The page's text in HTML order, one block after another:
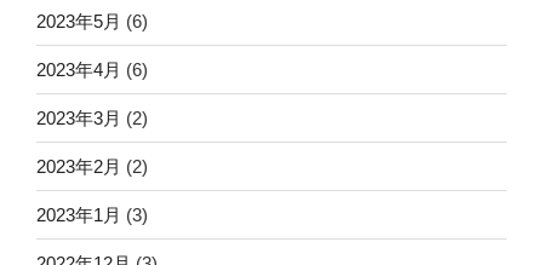
2023年5月 (6)
2023年4月 (6)
2023年3月 (2)
2023年2月 (2)
2023年1月 (3)